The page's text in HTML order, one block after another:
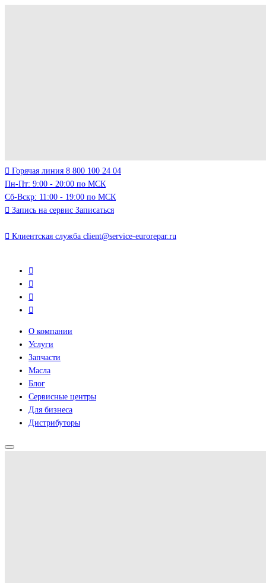
Горячая линия 8 800 100 24 04
Пн-Пт: 9:00 - 20:00 по МСК
Сб-Вскр: 11:00 - 19:00 по МСК
Запись на сервис Записаться
Клиентская служба client@service-eurorepar.ru
О компании
Услуги
Запчасти
Масла
Блог
Сервисные центры
Для бизнеса
Дистрибуторы